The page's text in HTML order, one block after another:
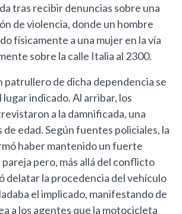
tras recibir denuncias sobre una
de violencia, donde un hombre
físicamente a una mujer en la vía
sobre la calle Italia al 2300.
patrullero de dicha dependencia se
lugar indicado. Al arribar, los
a la damnificada, una
de edad. Según fuentes policiales, la
haber mantenido un fuerte
pero, más allá del conflicto
delatar la procedencia del vehículo
el implicado, manifestando de
a los agentes que la motocicleta